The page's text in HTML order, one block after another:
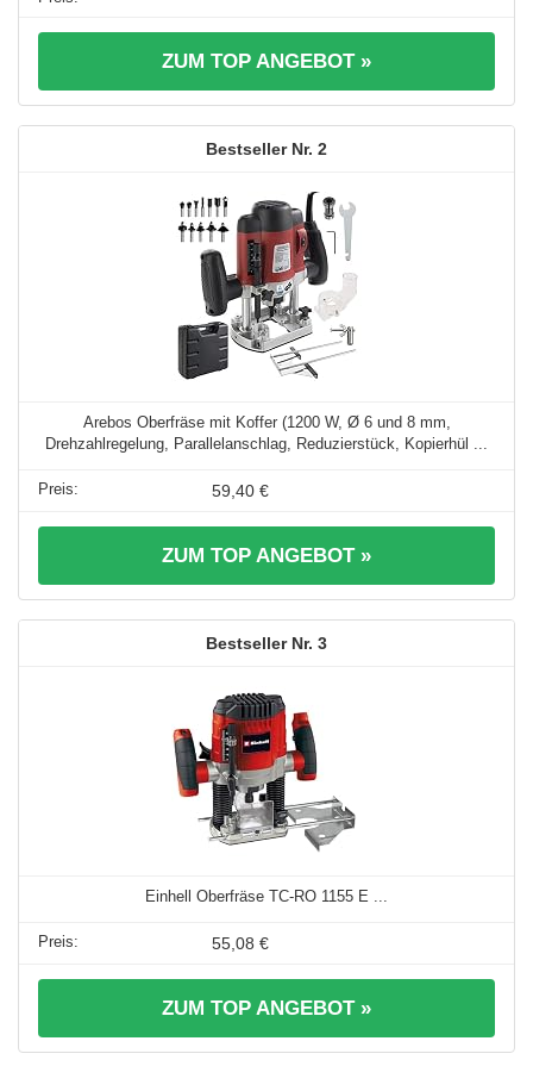
ZUM TOP ANGEBOT »
2
Arebos Oberfräse mit Koffer (1200 W, Ø 6 und 8 mm,
Drehzahlregelung, Parallelanschlag, Reduzierstück, Kopierhül ...
59,40 €
ZUM TOP ANGEBOT »
3
Einhell Oberfräse TC-RO 1155 E ...
55,08 €
ZUM TOP ANGEBOT »